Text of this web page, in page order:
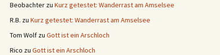
Beobachter zu Kurz getestet: Wanderrast am Amselsee
R.B. zu Kurz getestet: Wanderrast am Amselsee
Tom Wolf zu Gott ist ein Arschloch
Rico zu Gott ist ein Arschloch